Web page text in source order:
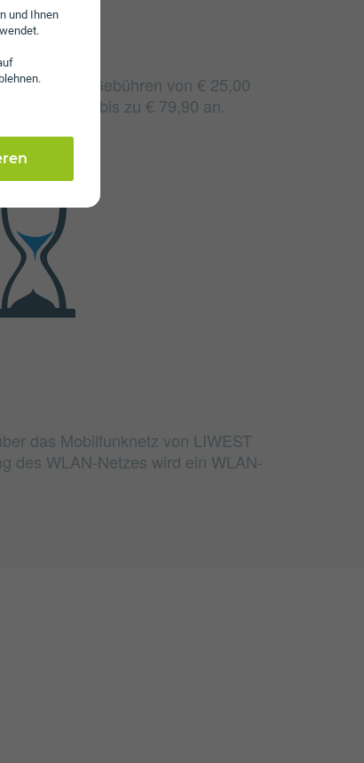
und Ihnen
monatliche Gebühren von € 25,00
von bis zu € 79,90 an.
das Mobilfunknetz von LIWEST
des WLAN-Netzes wird ein WLAN-